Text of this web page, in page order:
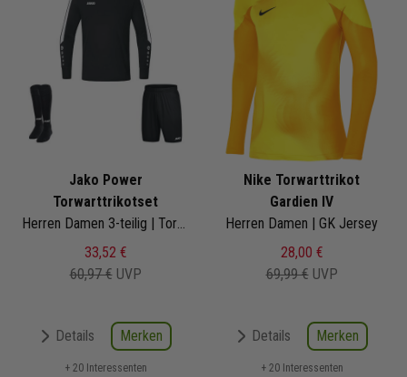
Jako Power
Torwarttrikotset
Herren Damen 3-teilig | Torwart Trikot Fussball Short Sockenstutzen
33,52 €
60,97 € UVP
Details Merken
+ 20 Interessenten
Nike Torwarttrikot
Gardien IV
Herren Damen | GK Jersey
28,00 €
69,99 € UVP
Details Merken
+ 20 Interessenten